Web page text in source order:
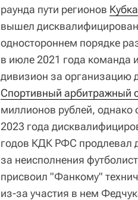
раунда пути регионов
вышел
одностороннем порядке
в июле 2021 года команда
дивизион за организацию
Спортивный арбитражный
миллионов рублей, однако
2023 года
годов КДК РФС продлевал
за неисполнения
присвоил "Фанкому"
из-за участия в нем